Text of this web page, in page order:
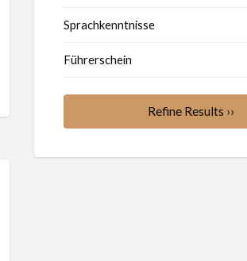
Sprachkenntnisse
Führerschein
Refine Results ››